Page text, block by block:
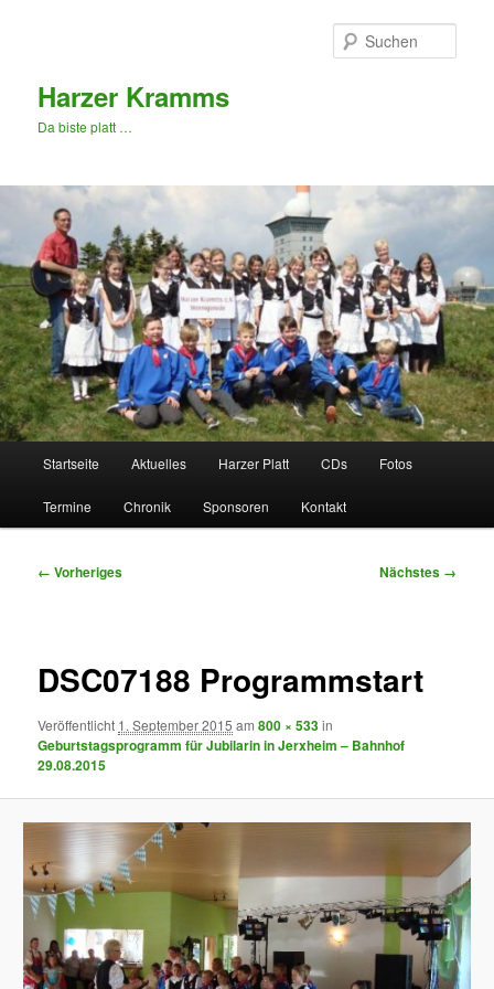
Harzer Kramms
Da biste platt …
Startseite Aktuelles Harzer Platt CDs Fotos
Termine Chronik Sponsoren Kontakt
Bilder-
← Vorheriges Nächstes →
DSC07188 Programmstart
Veröffentlicht 1. September 2015 am800 × 533in
Geburtstagsprogramm für Jubilarin in Jerxheim – Bahnhof
29.08.2015